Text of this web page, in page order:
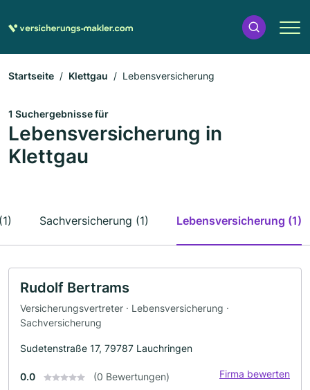
Startseite Klettgau Lebensversicherung
1 Suchergebnisse für
Lebensversicherung in
Klettgau
Sachversicherung (1) Lebensversicherung (1)
Rudolf Bertrams
Versicherungsvertreter · Lebensversicherung ·
Sachversicherung
Sudetenstraße 17, 79787 Lauchringen
0.0 (0 Bewertungen) Firma bewerten